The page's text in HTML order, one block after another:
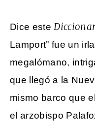
Dice este
Lamport” fue un
megalómano,
que llegó a la
mismo barco que
el arzobispo